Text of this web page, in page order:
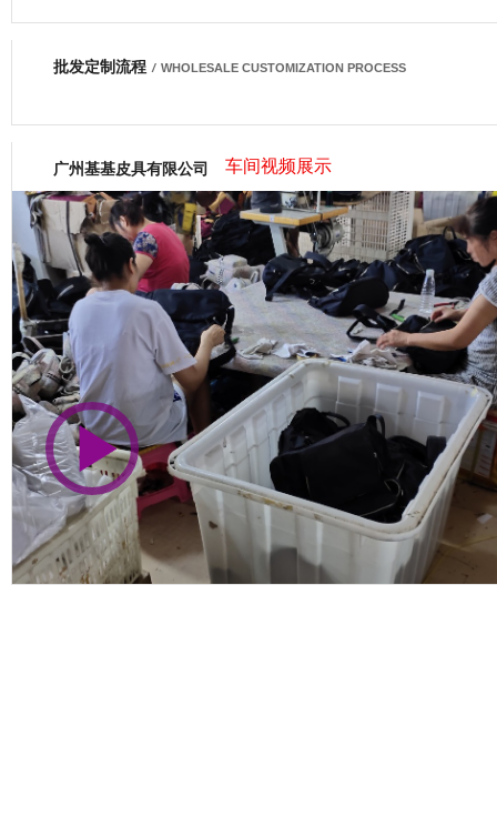
网商会会员
市商会会员单位
批发定制流程 / WHOLESALE CUSTOMIZATION PROCESS
广州基基皮具有限公司 车间视频展示